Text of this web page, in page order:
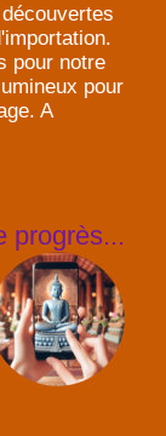
pour notre
pour
A
progrès...